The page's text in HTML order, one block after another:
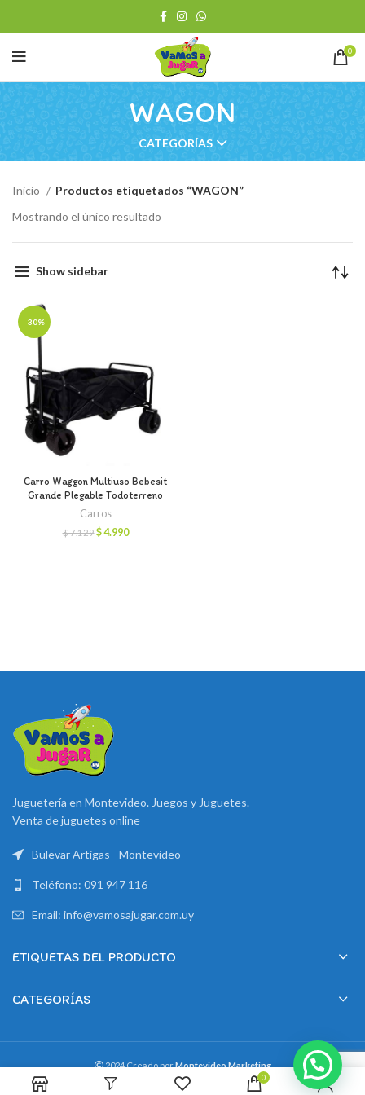
0
WAGON
CATEGORÍAS
Inicio
Productos etiquetados “WAGON”
Mostrando el único resultado
Show sidebar
-30%
Carro Waggon Multiuso Bebesit
Grande Plegable Todoterreno
Carros
$7.129El
$4.990El
Juguetería en Montevideo. Juegos y Juguetes.
Venta de juguetes online
Bulevar Artigas - Montevideo
Teléfono: 091 947 116
Email: info@vamosajugar.com.uy
ETIQUETAS DEL PRODUCTO
CATEGORÍAS
2024 Creado porMontevideo Marketing
0